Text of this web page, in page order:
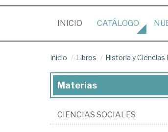
INICIO (CURRENT)
CATÁLOGO
Inicio Libros Historia y Ciencias
Materias
CIENCIAS SOCIALES